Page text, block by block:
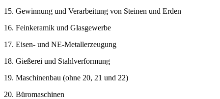
15. Gewinnung und Verarbeitung von Steinen und Erden
16. Feinkeramik und Glasgewerbe
17. Eisen- und NE-Metallerzeugung
18. Gießerei und Stahlverformung
19. Maschinenbau (ohne 20, 21 und 22)
20. Büromaschinen